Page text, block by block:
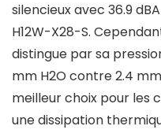
silencieux avec 36.9
H12W-X28-S.
distingue par sa
mm H2O contre 2.4
meilleur choix pour les
une dissipation